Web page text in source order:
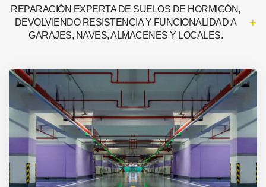
REPARACIÓN EXPERTA DE SUELOS DE HORMIGÓN,
DEVOLVIENDO RESISTENCIA Y FUNCIONALIDAD A
GARAJES, NAVES, ALMACENES Y LOCALES.